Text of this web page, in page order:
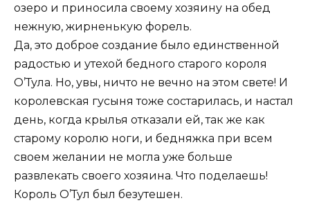
озеро и приносила своему хозяину на обед
нежную, жирненькую форель.
Да, это доброе создание было единственной
радостью и утехой бедного старого короля
О’Тула. Но, увы, ничто не вечно на этом свете! И
королевская гусыня тоже состарилась, и настал
день, когда крылья отказали ей, так же как
старому королю ноги, и бедняжка при всем
своем желании не могла уже больше
развлекать своего хозяина. Что поделаешь!
Король О’Тул был безутешен.